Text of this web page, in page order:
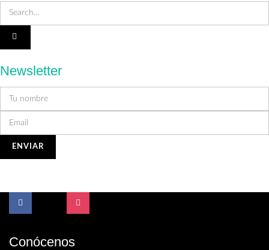
Newsletter
Conócenos